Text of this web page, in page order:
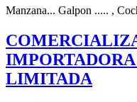
Manzana... Galpon ..... ,
LIMITADA